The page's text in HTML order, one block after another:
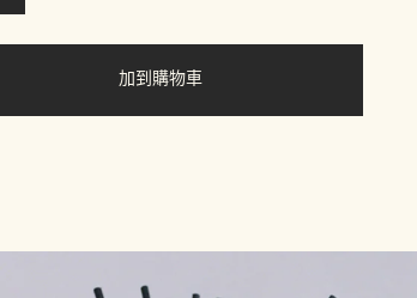
加到購物車